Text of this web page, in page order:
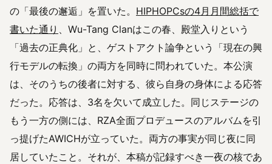
の「最後の邂逅」を置いた。 HIPHOPCsの4月月間総括で
書いた通り 、Wu-Tang Clanはこの春、殿堂入りという
「過去の正典化」と、ゲストアクト論争という「現在の興
行モデルの転換」の両方を同時に問われていた。本公演
は、そのうちの後者に対する、彼ら自身の身体による応答
だった。応答は、3名を欠いて成立した。同じステージの
もう一方の側には、RZA全面プロデュースのアルバムを引
っ提げたAWICHが立っていた。両方の事実が同じ夜に同
居していたこと。それが、本稿が記録すべき一夜の核であ